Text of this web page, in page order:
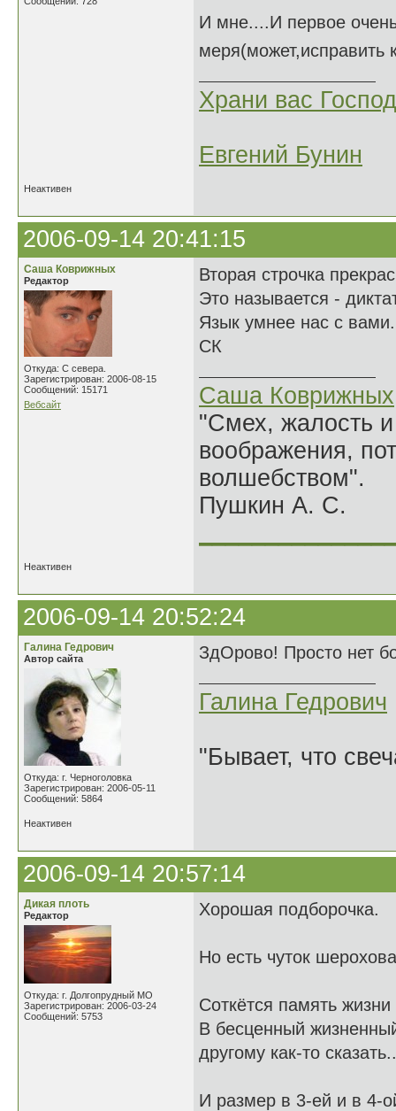
И мне....И первое
меря(может,исправить
Храни вас
Евгений Бунин
Неактивен
2006-09-14 20:41:15
Саша Коврижных
Редактор
Откуда: С севера.
Зарегистрирован: 2006-08-15
Сообщений: 15171
Вебсайт
Вторая строчка
Это называется -
Язык умнее нас с вами.
СК
Саша Коврижных
"Смех, жалость
воображения,
волшебством".
Пушкин А. С.
Неактивен
2006-09-14 20:52:24
Галина Гедрович
Автор сайта
Откуда: г. Черноголовка
Зарегистрирован: 2006-05-11
Сообщений: 5864
ЗдОрово! Просто нет
Галина Гедрович
"Бывает, что
Неактивен
2006-09-14 20:57:14
Дикая плоть
Редактор
Откуда: г. Долгопрудный МО
Зарегистрирован: 2006-03-24
Сообщений: 5753
Хорошая подборочка.
Но есть чуток
Соткётся память
В бесценный
другому как-то
И размер в 3-ей и в 4-